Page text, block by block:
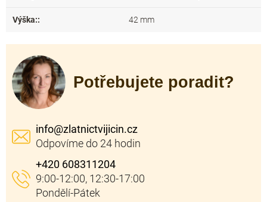
Výška:: 42 mm
Potřebujete poradit?
info@zlatnictvijicin.cz
+420 608311204